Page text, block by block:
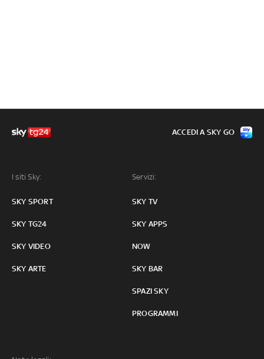
I siti Sky:
SKY SPORT
SKY TG24
SKY VIDEO
SKY ARTE
Servizi:
SKY TV
SKY APPS
NOW
SKY BAR
SPAZI SKY
PROGRAMMI
ACCEDI A SKY GO